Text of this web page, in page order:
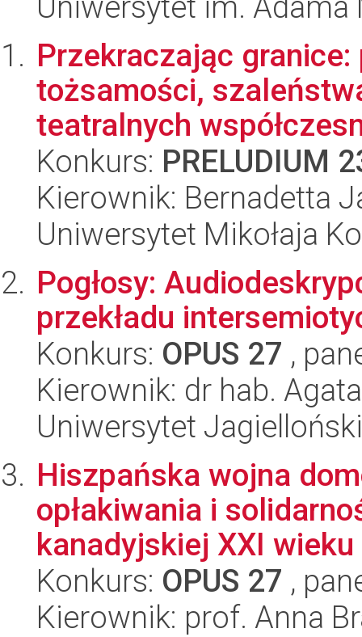
Przekraczając
tożsamości,
teatralnych
Konkurs: PRELUDIUM
Kierownik: Bernadetta
Uniwersytet Mikołaja
Pogłosy:
przekładu
Konkurs: OPUS 27 ,
Kierownik: dr hab.
Uniwersytet Jagielloński
Hiszpańska wojna
opłakiwania i
kanadyjskiej XXI wieku
Konkurs: OPUS 27 ,
Kierownik: prof. Anna